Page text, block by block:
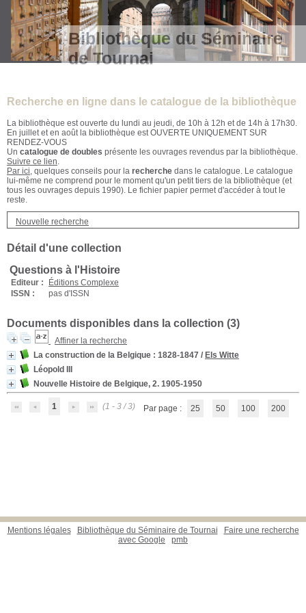
Bibliothèque du Séminaire
de Tournai
Recherche en ligne dans le catalogue de la bibliothèque
La bibliothèque est ouverte du lundi au jeudi, de 10h à 12h et de 14h à 17h30.
En juillet et en août la bibliothèque est OUVERTE UNIQUEMENT SUR
RENDEZ-VOUS
Un catalogue de doubles présente les ouvrages revendus par la bibliothèque.
Suivre ce lien.
Par ici, quelques conseils pour la recherche dans le catalogue. Le catalogue
lui-même ne comprend pour le moment qu'un petit tiers de la bibliothèque (et
tous les ouvrages depuis 1990). Le fichier papier permet d'accéder à tout le
reste.
Nouvelle recherche
Détail d'une collection
Questions à l'Histoire
Editeur :
Éditions Complexe
ISSN :
pas d'ISSN
Documents disponibles dans la collection (3)
Affiner la recherche
La construction de la Belgique : 1828-1847 / Els Witte
Léopold III
Nouvelle Histoire de Belgique, 2. 1905-1950
1 (1 - 3 / 3) Par page : 25 50 100 200
Mentions légales Bibliothèque du Séminaire de Tournai
Faire une recherche
avec Google
pmb